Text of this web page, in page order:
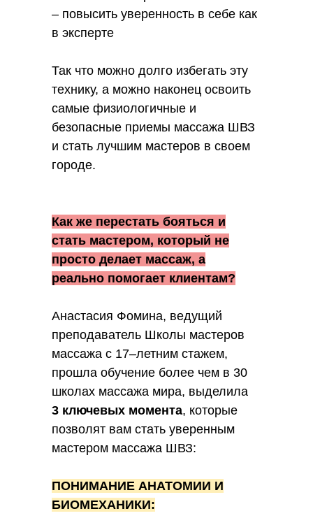
– повысить уверенность в себе как
в эксперте
Так что можно долго избегать эту
технику, а можно наконец освоить
самые физиологичные и
безопасные приемы массажа ШВЗ
и стать лучшим мастеров в своем
городе.
Как же перестать бояться и
стать мастером, который не
просто делает массаж, а
реально помогает клиентам?
Анастасия Фомина, ведущий
преподаватель Школы мастеров
массажа с 17–летним стажем,
прошла обучение более чем в 30
школах массажа мира, выделила
3 ключевых момента, которые
позволят вам стать уверенным
мастером массажа ШВЗ:
ПОНИМАНИЕ АНАТОМИИ И
БИОМЕХАНИКИ: